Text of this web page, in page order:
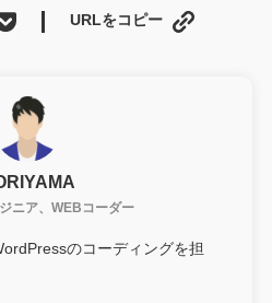
URLをコピー
ニア、WEBコーダー
のコーディングを担